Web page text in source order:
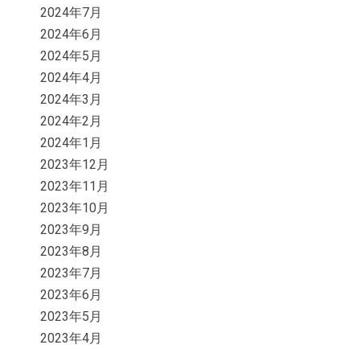
2024年7月
2024年6月
2024年5月
2024年4月
2024年3月
2024年2月
2024年1月
2023年12月
2023年11月
2023年10月
2023年9月
2023年8月
2023年7月
2023年6月
2023年5月
2023年4月